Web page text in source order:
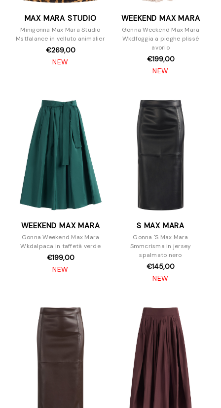
MAX MARA STUDIO
Minigonna Max Mara Studio
Mstfalance in velluto animalier
€269,00
NEW
WEEKEND MAX MARA
Gonna Weekend Max Mara
Wkdfoggia a pieghe plissé
avorio
€199,00
NEW
WEEKEND MAX MARA
Gonna Weekend Max Mara
Wkdalpaca in taffetà verde
€199,00
NEW
S MAX MARA
Gonna 'S Max Mara
Smmcrisma in jersey
spalmato nero
€145,00
NEW